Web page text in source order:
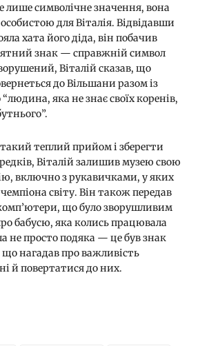
лише символічне значення, вона
для Віталія. Відвідавши
хата його діда, він побачив
знак — справжній символ
Віталій сказав, що
до Вільшани разом із
яка не знає своїх коренів,
теплий прийом і зберегти
Віталій залишив музею свою
включно з рукавичками, у яких
світу. Він також передав
що було зворушливим
бабусю, яка колись працювала
не просто подяка — це був знак
що нагадав про важливість
й повертатися до них.